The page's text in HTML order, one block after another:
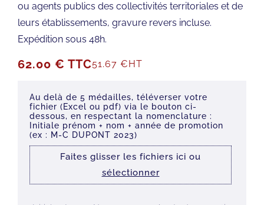
ou agents publics des collectivités territoriales et de
leurs établissements, gravure revers incluse.
Expédition sous 48h.
62.00 € TTC51.67 € HT
Faites glisser les fichiers ici ou
sélectionner